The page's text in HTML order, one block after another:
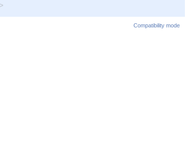
>
Compatibility mode